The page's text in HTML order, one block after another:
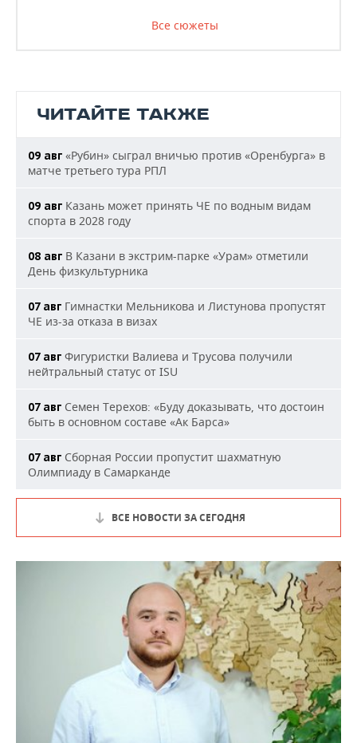
Все сюжеты
ЧИТАЙТЕ ТАКЖЕ
09 авг «Рубин» сыграл вничью против «Оренбурга» в
матче третьего тура РПЛ
09 авг Казань может принять ЧЕ по водным видам
спорта в 2028 году
08 авг В Казани в экстрим-парке «Урам» отметили
День физкультурника
07 авг Гимнастки Мельникова и Листунова пропустят
ЧЕ из-за отказа в визах
07 авг Фигуристки Валиева и Трусова получили
нейтральный статус от ISU
07 авг Семен Терехов: «Буду доказывать, что достоин
быть в основном составе «Ак Барса»
07 авг Сборная России пропустит шахматную
Олимпиаду в Самарканде
ВСЕ НОВОСТИ ЗА СЕГОДНЯ